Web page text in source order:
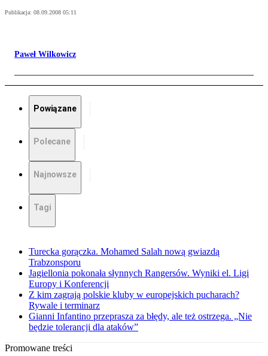
Publikacja: 08.09.2008 05:11
Paweł Wilkowicz
Powiązane
Polecane
Najnowsze
Tagi
Turecka gorączka. Mohamed Salah nową gwiazdą
Trabzonsporu
Jagiellonia pokonała słynnych Rangersów. Wyniki el. Ligi
Europy i Konferencji
Z kim zagrają polskie kluby w europejskich pucharach?
Rywale i terminarz
Gianni Infantino przeprasza za błędy, ale też ostrzega. „Nie
będzie tolerancji dla ataków”
Promowane treści